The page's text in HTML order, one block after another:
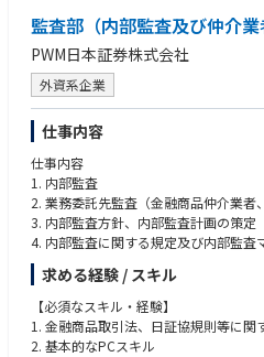
3. チームプレイヤーかつコミュニケー
監査部（内部監査及び仲介業
PWM日本証券株式会社
外資系企業
仕事内容
仕事内容
1. 内部監査
2. 業務委託先監査（金融商品仲介業者
3. 内部監査方針、内部監査計画の策定
4. 内部監査に関する規定及び内部監査
5. 監査報告書の作成
6. 監査報告会の実施
7. 改善報告書の徴求、改善状況の進捗
8. 監督官庁等による検査実施時におけ
9. その他監査業務全般
求める経験 / スキル
【必須なスキル・経験】
1. 金融商品取引法、日証協規則等に関
2. 基本的なPCスキル